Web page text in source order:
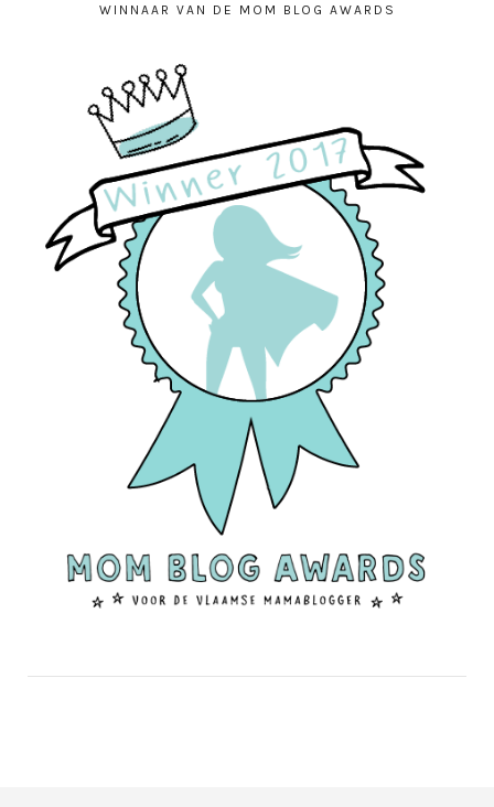
WINNAAR VAN DE MOM BLOG AWARDS